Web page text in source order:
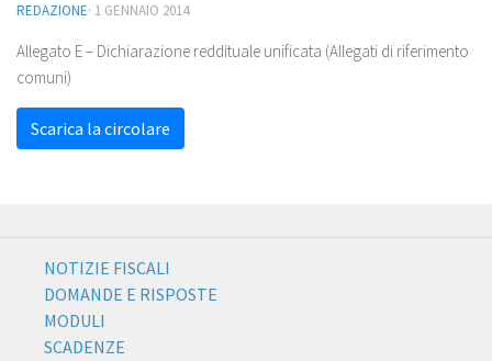
REDAZIONE· 1 GENNAIO 2014
Allegato E – Dichiarazione reddituale unificata (Allegati di riferimento
comuni)
Scarica la circolare
NOTIZIE FISCALI
DOMANDE E RISPOSTE
MODULI
SCADENZE